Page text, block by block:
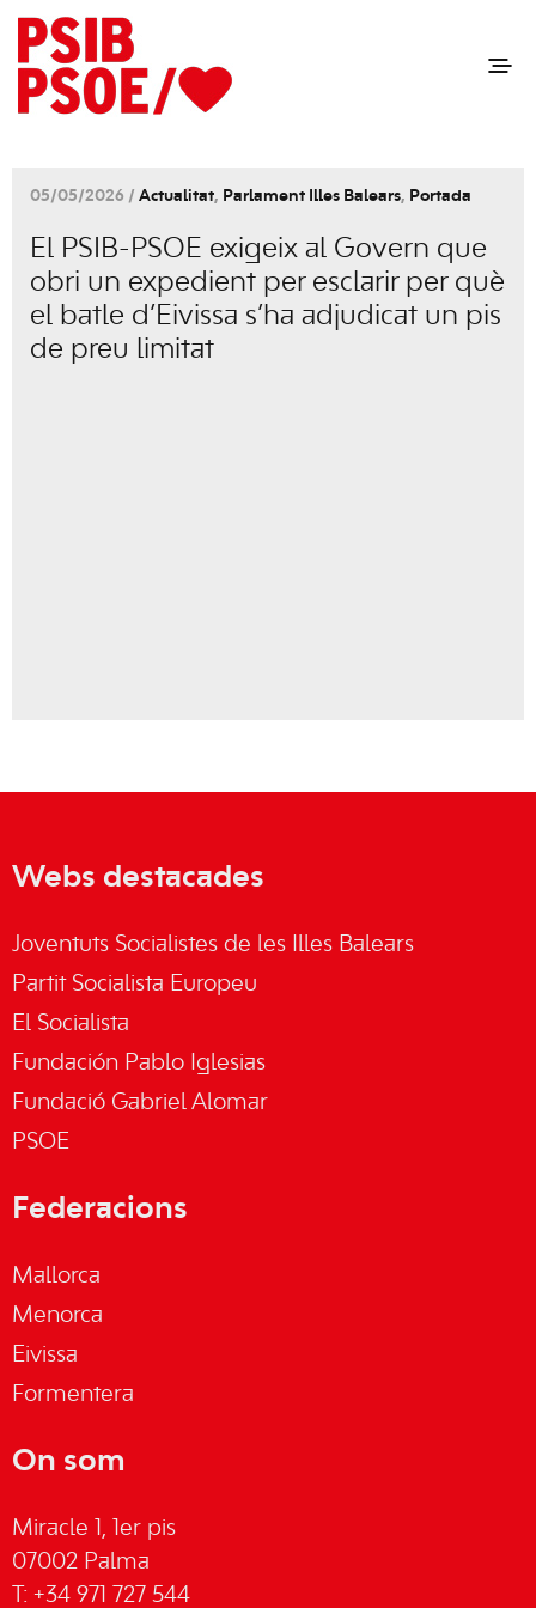
05/05/2026 / Actualitat, Parlament Illes Balears, Portada
El PSIB-PSOE exigeix al Govern que
obri un expedient per esclarir per què
el batle d’Eivissa s’ha adjudicat un pis
de preu limitat
Webs destacades
Joventuts Socialistes de les Illes Balears
Partit Socialista Europeu
El Socialista
Fundación Pablo Iglesias
Fundació Gabriel Alomar
PSOE
Federacions
Mallorca
Menorca
Eivissa
Formentera
On som
Miracle 1, 1er pis
07002 Palma
T: +34 971 727 544